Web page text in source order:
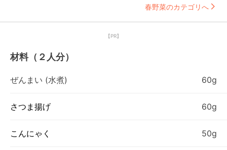
春野菜のカテゴリへ
【PR】
材料（２人分）
ぜんまい (水煮) 60g
さつま揚げ 60g
こんにゃく 50g